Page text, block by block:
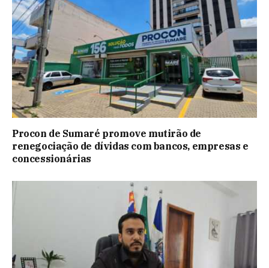
Procon de Sumaré promove mutirão de
renegociação de dívidas com bancos, empresas e
concessionárias